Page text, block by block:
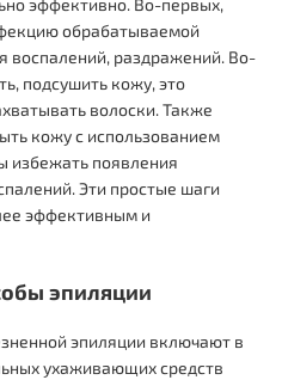
эффективно. Во-первых,
обрабатываемой
воспалений, раздражений. Во-
подсушить кожу, это
волоски. Также
кожу с использованием
избежать появления
Эти простые шаги
эффективным и
эпиляции
эпиляции включают в
ухаживающих средств